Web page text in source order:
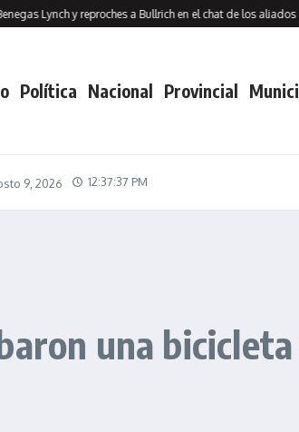
y reproches a Bullrich en el chat de los aliados
Política Nacional Provincial
9, 2026 12:37:38 PM
una